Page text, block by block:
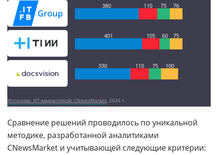
380 110 75 76
401 105 60 75
330 110 75 100
Источник: ИТ-маркетплейс CNewsMarket, 2026 г.
Сравнение решений проводилось по уникальной
методике, разработанной аналитиками
CNewsMarket и учитывающей следующие критерии: